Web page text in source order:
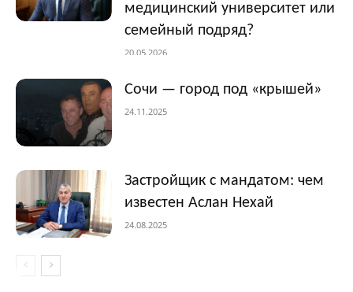
медицинский университет или
семейный подряд?
20.05.2026
Сочи — город под «крышей»
24.11.2025
Застройщик с мандатом: чем
известен Аслан Нехай
24.08.2025